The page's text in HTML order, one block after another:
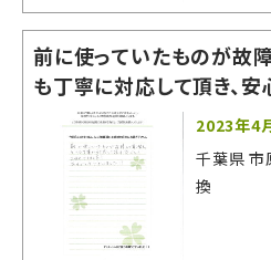
前に使っていたものが故
も丁寧に対応して頂き、
た！ 有難うございました。
2023年4
千葉県 市
換